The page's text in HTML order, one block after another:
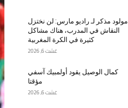
مولود مذكر لـ راديو مارس: لن نختزل
النقاش في المدرب، هناك مشاكل
كثيرة في الكرة المغربية
غشت 6, 2026
كمال الوصيل يقود أولمبيك آسفي
مؤقتا
غشت 6, 2026